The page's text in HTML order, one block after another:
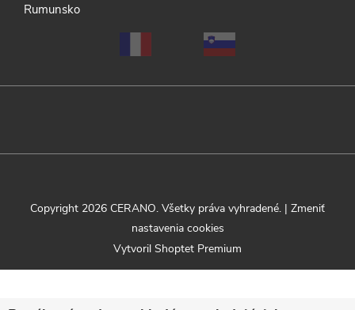
Rumunsko
Vytvoril Shoptet Premium
Copyright 2026 CERANO. Všetky práva vyhradené. | Zmeniť
nastavenia cookies